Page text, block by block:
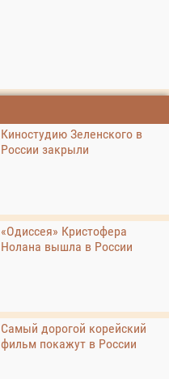
Киностудию Зеленского в
России закрыли
«Одиссея» Кристофера
Нолана вышла в России
Самый дорогой корейский
фильм покажут в России